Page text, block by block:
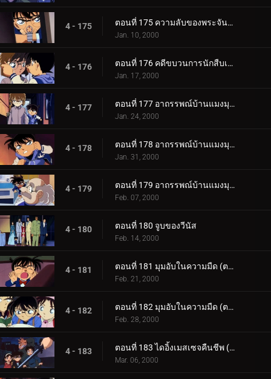
4 - 175 ตอนที่ 175 ความลับของพระจันทร์กับดวงดาวและพระอาทิตย์ (ตอนจบ)
Jan. 10, 2000
4 - 176 ตอนที่ 176 คดีขบวนการนักสืบเยาวชนหายตัว
Jan. 17, 2000
4 - 177 ตอนที่ 177 อาถรรพณ์บ้านแมงมุมที่ทตโทริ (ภาคคดี)
Jan. 24, 2000
4 - 178 ตอนที่ 178 อาถรรพณ์บ้านแมงมุมที่ทตโทริ (ภาคสงสัย)
Jan. 31, 2000
4 - 179 ตอนที่ 179 อาถรรพณ์บ้านแมงมุมที่ทตโทริ (ภาคปิดคดี)
Feb. 07, 2000
4 - 180 ตอนที่ 180 จูบของวีนัส
Feb. 14, 2000
4 - 181 ตอนที่ 181 มุมอับในความมืด (ตอนแรก)
Feb. 21, 2000
4 - 182 ตอนที่ 182 มุมอับในความมืด (ตอนจบ)
Feb. 28, 2000
4 - 183 ตอนที่ 183 ไดอิ้งเมสเซจคืนชีพ (ตอนแรก)
Mar. 06, 2000